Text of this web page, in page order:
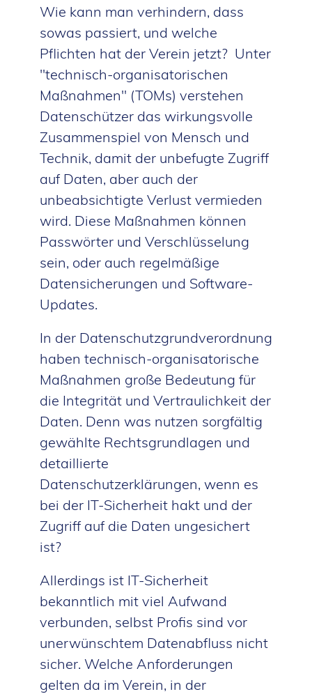
Wie kann man verhindern, dass
sowas passiert, und welche
Pflichten hat der Verein jetzt? Unter
"technisch-organisatorischen
Maßnahmen" (TOMs) verstehen
Datenschützer das wirkungsvolle
Zusammenspiel von Mensch und
Technik, damit der unbefugte Zugriff
auf Daten, aber auch der
unbeabsichtigte Verlust vermieden
wird. Diese Maßnahmen können
Passwörter und Verschlüsselung
sein, oder auch regelmäßige
Datensicherungen und Software-
Updates.
In der Datenschutzgrundverordnung
haben technisch-organisatorische
Maßnahmen große Bedeutung für
die Integrität und Vertraulichkeit der
Daten. Denn was nutzen sorgfältig
gewählte Rechtsgrundlagen und
detaillierte
Datenschutzerklärungen, wenn es
bei der IT-Sicherheit hakt und der
Zugriff auf die Daten ungesichert
ist?
Allerdings ist IT-Sicherheit
bekanntlich mit viel Aufwand
verbunden, selbst Profis sind vor
unerwünschtem Datenabfluss nicht
sicher. Welche Anforderungen
gelten da im Verein, in der